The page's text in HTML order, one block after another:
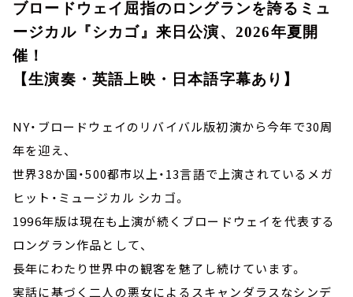
ブロードウェイ屈指のロングランを誇るミュ
ージカル『シカゴ』来日公演、2026年夏開
催！
【生演奏・英語上映・日本語字幕あり】
NY・ブロードウェイのリバイバル版初演から今年で30周
年を迎え、
世界38か国・500都市以上・13言語で上演されているメガ
ヒット・ミュージカル シカゴ。
1996年版は現在も上演が続くブロードウェイを代表する
ロングラン作品として、
長年にわたり世界中の観客を魅了し続けています。
実話に基づく二人の悪女によるスキャンダラスなシンデ